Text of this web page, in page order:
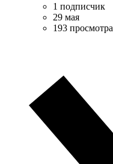
1 подписчик
29 мая
193 просмотра